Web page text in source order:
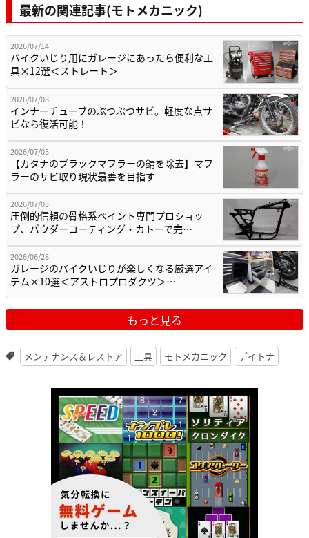
最新の関連記事(モトメカニック)
2026/07/14
バイクいじり用にガレージにあったら便利な工
具×12選＜ストレート＞
2026/07/08
インナーチューブのぶつぶつサビ。軽度な点サ
ビなら復活可能！
2026/07/05
【カタナのブラックマフラーの錆を除去】マフ
ラーのサビ取り現状最善を目指す
2026/07/03
圧倒的信頼の骨格系ペイント専門プロショッ
プ、パウダーコーティング・カトーで完…
2026/06/28
ガレージのバイクいじりが楽しくなる厳選アイ
テム×10選＜アストロプロダクツ＞…
もっと見る
メンテナンス＆レストア 工具 モトメカニック デイトナ